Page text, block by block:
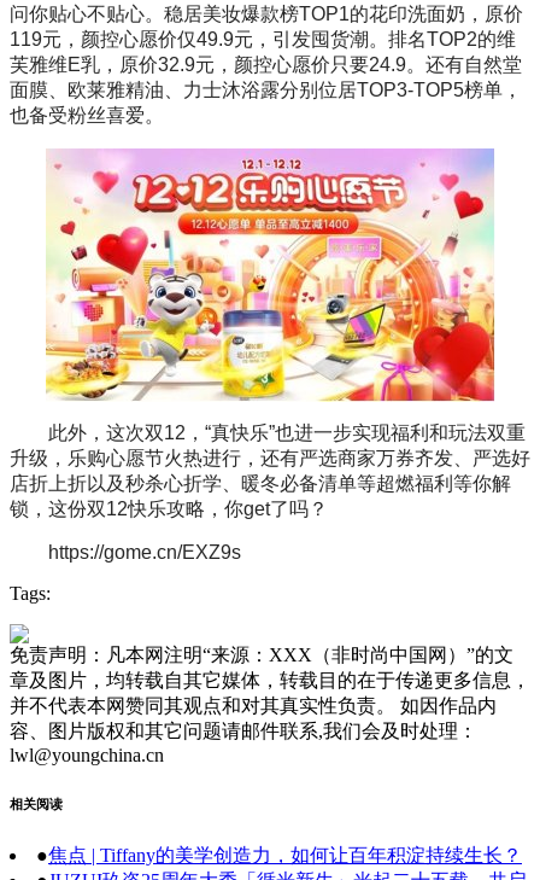
问你贴心不贴心。稳居美妆爆款榜TOP1的花印洗面奶，原价
119元，颜控心愿价仅49.9元，引发囤货潮。排名TOP2的维
芙雅维E乳，原价32.9元，颜控心愿价只要24.9。还有自然堂
面膜、欧莱雅精油、力士沐浴露分别位居TOP3-TOP5榜单，
也备受粉丝喜爱。
此外，这次双12，“真快乐”也进一步实现福利和玩法双重
升级，乐购心愿节火热进行，还有严选商家万券齐发、严选好
店折上折以及秒杀心折学、暖冬必备清单等超燃福利等你解
锁，这份双12快乐攻略，你get了吗？
https://gome.cn/EXZ9s
Tags:
免责声明：凡本网注明“来源：XXX（非时尚中国网）”的文
章及图片，均转载自其它媒体，转载目的在于传递更多信息，
并不代表本网赞同其观点和对其真实性负责。 如因作品内
容、图片版权和其它问题请邮件联系,我们会及时处理：
lwl@youngchina.cn
相关阅读
●焦点 | Tiffany的美学创造力，如何让百年积淀持续生长？